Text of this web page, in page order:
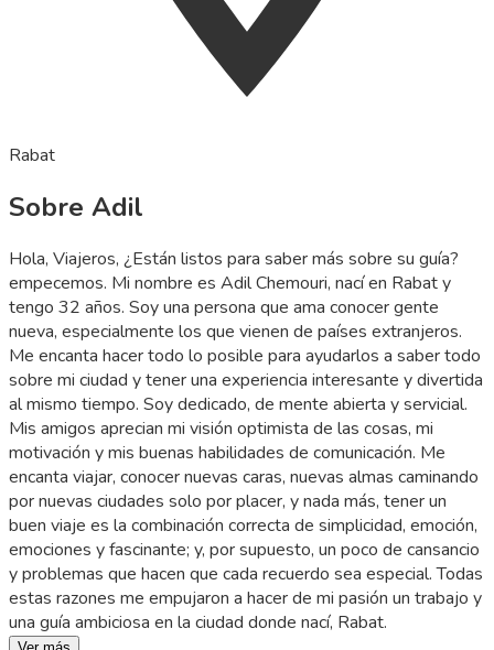
Rabat
Sobre Adil
Hola, Viajeros, ¿Están listos para saber más sobre su guía?
empecemos. Mi nombre es Adil Chemouri, nací en Rabat y
tengo 32 años. Soy una persona que ama conocer gente
nueva, especialmente los que vienen de países extranjeros.
Me encanta hacer todo lo posible para ayudarlos a saber todo
sobre mi ciudad y tener una experiencia interesante y divertida
al mismo tiempo. Soy dedicado, de mente abierta y servicial.
Mis amigos aprecian mi visión optimista de las cosas, mi
motivación y mis buenas habilidades de comunicación. Me
encanta viajar, conocer nuevas caras, nuevas almas caminando
por nuevas ciudades solo por placer, y nada más, tener un
buen viaje es la combinación correcta de simplicidad, emoción,
emociones y fascinante; y, por supuesto, un poco de cansancio
y problemas que hacen que cada recuerdo sea especial. Todas
estas razones me empujaron a hacer de mi pasión un trabajo y
una guía ambiciosa en la ciudad donde nací, Rabat.